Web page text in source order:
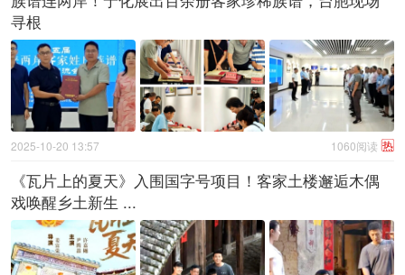
寻根
热
1060阅读
2025-10-20 13:57
《瓦片上的夏天》入围国字号项目！客家土楼邂逅木偶
戏唤醒乡土新生 ...